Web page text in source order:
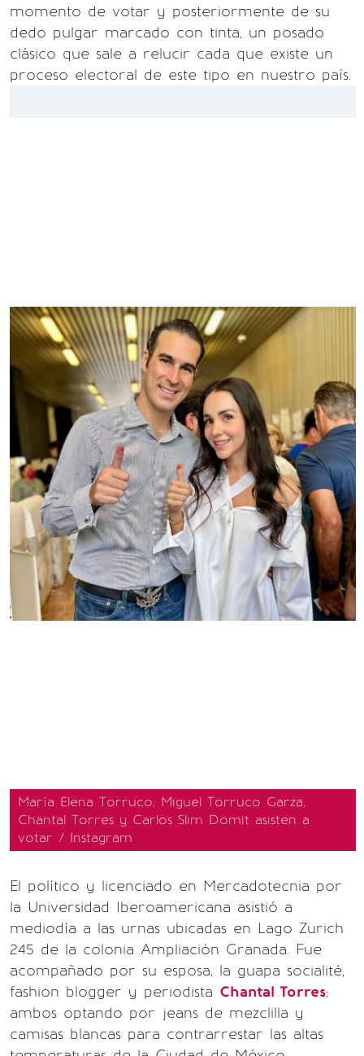
momento de votar y posteriormente de su
dedo pulgar marcado con tinta, un posado
clásico que sale a relucir cada que existe un
proceso electoral de este tipo en nuestro país.
María Elena Torruco, Miguel Torruco Garza,
Chantal Torres y Carlos Slim Domit asisten a
votar / Instagram
El político y licenciado en Mercadotecnia por
la Universidad Iberoamericana asistió a
mediodía a las urnas ubicadas en Lago Zurich
245 de la colonia Ampliación Granada. Fue
acompañado por su esposa, la guapa socialité,
fashion blogger y periodista Chantal Torres;
ambos optando por jeans de mezclilla y
camisas blancas para contrarrestar las altas